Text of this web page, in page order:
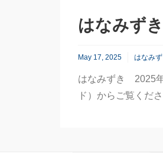
はなみず
May 17, 2025 はなみず
はなみずき 2025
ド）からご覧くだ